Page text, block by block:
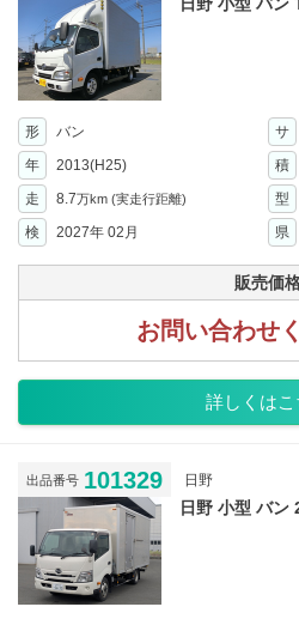
形 バン サ
年
2013(H25) 積
走 8.7万km (実走行距離) 型
検
2027年 02月 県
販売価
お問い合わせ
詳しくはこ
出品番号 101329 日野
日野 小型 バン